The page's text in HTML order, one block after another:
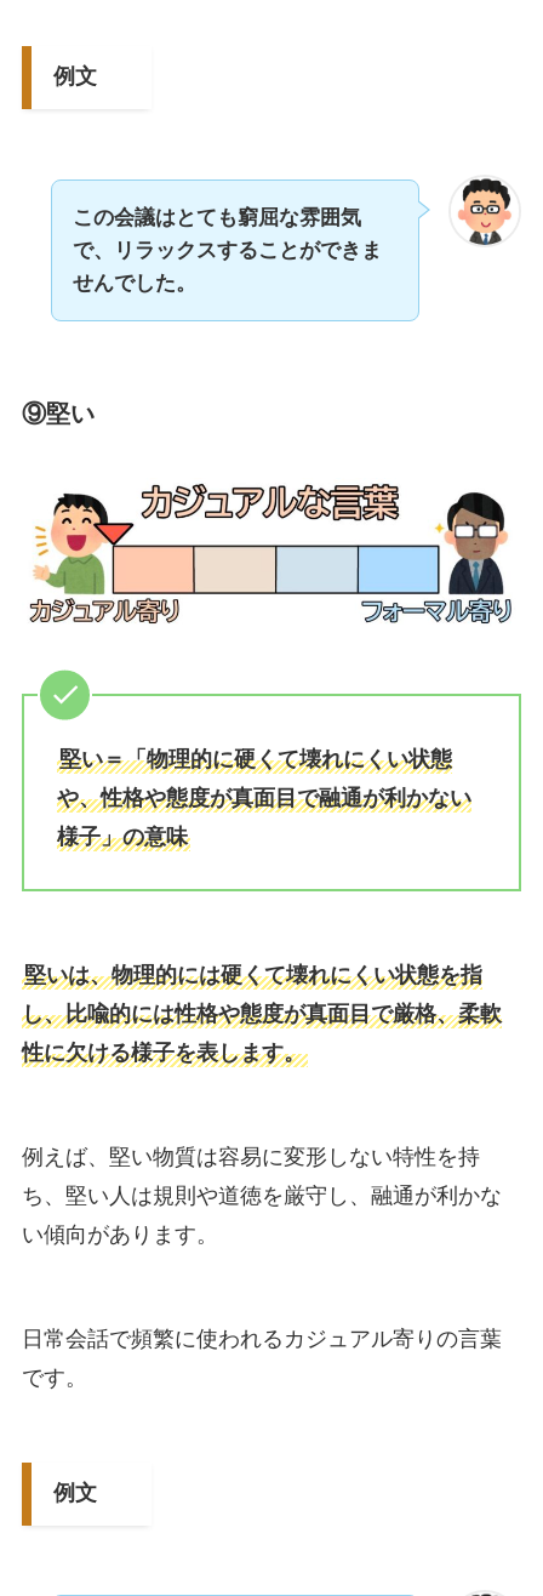
例文
この会議はとても窮屈な雰囲気
で、リラックスすることができま
せんでした。
⑨堅い
堅い＝「物理的に硬くて壊れにくい状態
や、性格や態度が真面目で融通が利かない
様子」の意味
堅いは、物理的には硬くて壊れにくい状態を指
し、比喩的には性格や態度が真面目で厳格、柔軟
性に欠ける様子を表します。
例えば、堅い物質は容易に変形しない特性を持
ち、堅い人は規則や道徳を厳守し、融通が利かな
い傾向があります。
日常会話で頻繁に使われるカジュアル寄りの言葉
です。
例文